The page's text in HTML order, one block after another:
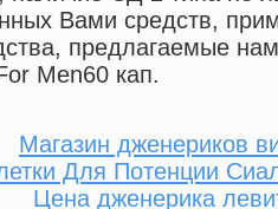
Вами средств,
предлагаемые
Men60 кап.
Магазин дженериков
Для Потенции
Цена дженерика